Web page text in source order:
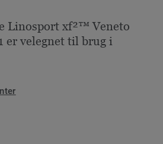
Linosport xf²™ Veneto
er velegnet til brug i